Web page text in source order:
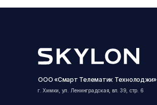
г. Химки, ул. Ленинградская, вл. 39, стр. 6
ООО «Смарт Телематик Технолоджи»